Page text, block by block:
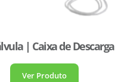
| Caixa de Descarga
Ver Produto